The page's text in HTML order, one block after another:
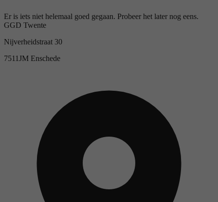
Er is iets niet helemaal goed gegaan. Probeer het later nog eens.
GGD Twente
Nijverheidstraat 30
7511JM Enschede